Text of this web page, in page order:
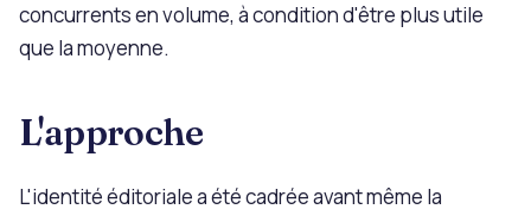
concurrents en volume, à condition d'être plus utile
que la moyenne.
L'approche
L'identité éditoriale a été cadrée avant même la